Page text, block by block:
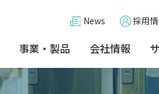
News 採用
事業・製品 会社情報